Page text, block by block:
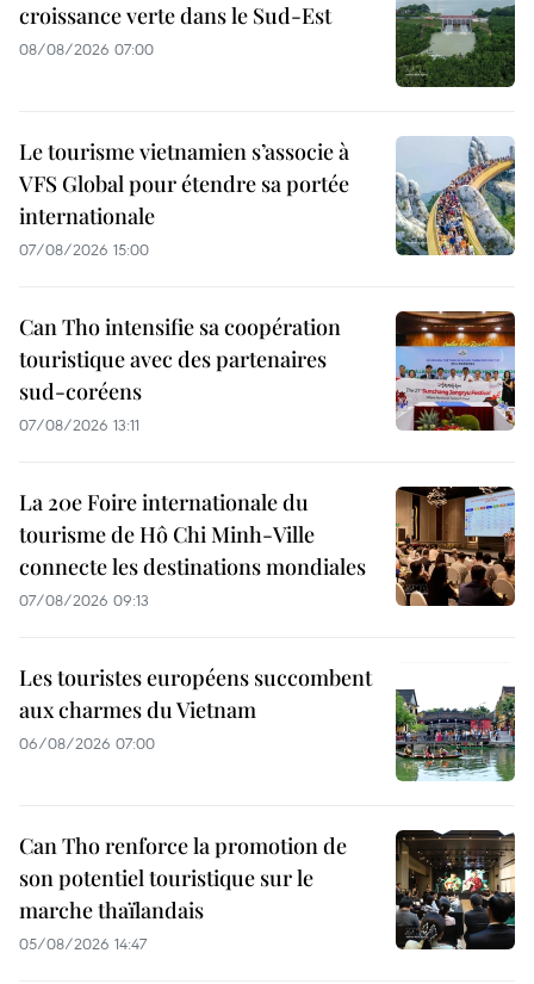
croissance verte dans le Sud-Est
08/08/2026 07:00
Le tourisme vietnamien s’associe à
VFS Global pour étendre sa portée
internationale
07/08/2026 15:00
Can Tho intensifie sa coopération
touristique avec des partenaires
sud-coréens
07/08/2026 13:11
La 20e Foire internationale du
tourisme de Hô Chi Minh-Ville
connecte les destinations mondiales
07/08/2026 09:13
Les touristes européens succombent
aux charmes du Vietnam
06/08/2026 07:00
Can Tho renforce la promotion de
son potentiel touristique sur le
marche thaïlandais
05/08/2026 14:47